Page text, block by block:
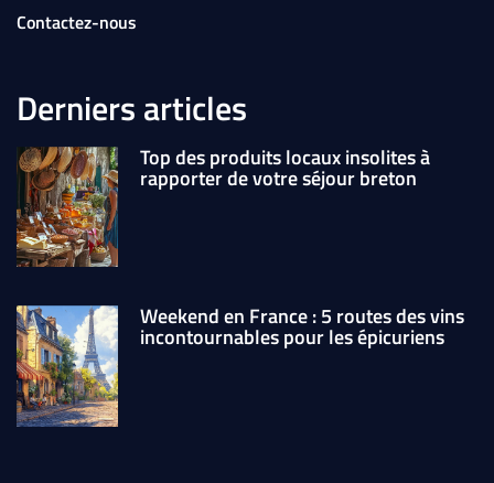
Contactez-nous
Derniers articles
Top des produits locaux insolites à
rapporter de votre séjour breton
Weekend en France : 5 routes des vins
incontournables pour les épicuriens